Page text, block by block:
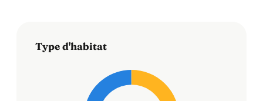
Type d'habitat